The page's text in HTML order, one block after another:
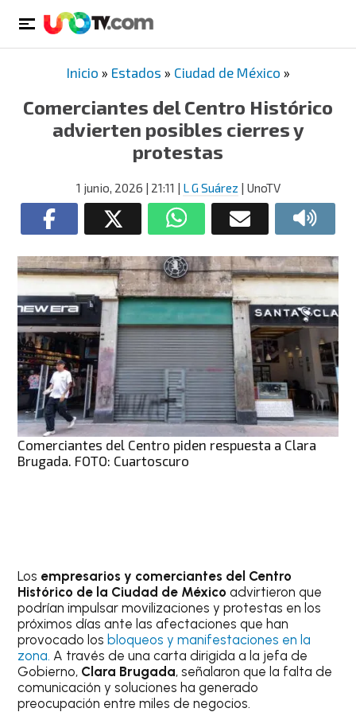
Inicio » Estados » Ciudad de México »
Comerciantes del Centro Histórico
advierten posibles cierres y
protestas
1 junio, 2026 | 21:11 | L G Suárez | UnoTV
Comerciantes del Centro piden respuesta a Clara
Brugada. FOTO: Cuartoscuro
Los empresarios y comerciantes del Centro
Histórico de la Ciudad de México advirtieron que
podrían impulsar movilizaciones y protestas en los
próximos días ante las afectaciones que han
provocado losbloqueos y manifestaciones en la
zona. A través de una carta dirigida a la jefa de
Gobierno, Clara Brugada, señalaron que la falta de
comunicación y soluciones ha generado
preocupación entre miles de negocios.